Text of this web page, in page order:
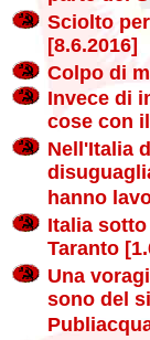
Sciolto
[8.6.2016]
Colpo di
Invece di
cose con
Nell'Italia
hanno
Italia
Taranto
Una
sono del